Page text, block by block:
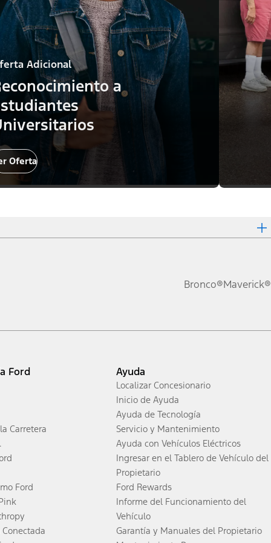
Adicional
a
Oferta
Bronco®Maverick®
Ford
Carretera
Ford
Ayuda
Localizar Concesionario
Inicio de Ayuda
Ayuda de Tecnología
Servicio y Mantenimiento
Ayuda con Vehículos Eléctricos
Ingresar en el Tablero de Vehículo del
Propietario
Ford Rewards
Informe del Funcionamiento del
Vehículo
Garantía y Manuales del Propietario